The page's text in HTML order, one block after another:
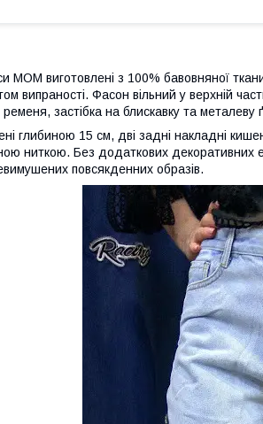
MOM виготовлені з 100% бавовняної
випраності. Фасон вільний у верхній
застібка на блискавку та металеву
глибиною 15 см, дві задні накладні
ниткою. Без додаткових
повсякденних образів.